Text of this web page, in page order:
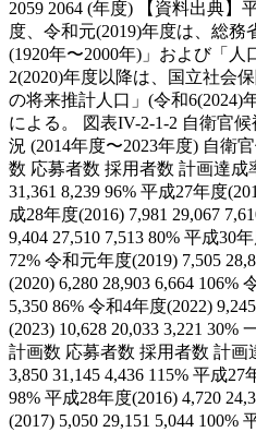
2059 2064 (年度) 【資料出典】
度、令和元(2019)年度は、総
(1920年〜2000年)」および「
2(2020)年度以降は、国立社会
の将来推計人口」(令和6(2024)
による。 図表IV-2-1-2 自衛官
況 (2014年度〜2023年度) 自衛
数 応募者数 採用者数 計画達成
31,361 8,239 96% 平成27年度
成28年度(2016) 7,981 29,067
9,404 27,510 7,513 80% 平成30
72% 令和元年度(2019) 7,505
(2020) 6,280 28,903 6,664 106%
5,350 86% 令和4年度(2022)
(2023) 10,628 20,033 3,221
計画数 応募者数 採用者数 計画
3,850 31,145 4,436 115% 平成27
98% 平成28年度(2016) 4,720
(2017) 5,050 29,151 5,044 100%